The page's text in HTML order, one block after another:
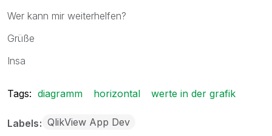
Wer kann mir weiterhelfen?
Grüße
Insa
Tags: diagramm horizontal werte in der grafik
Labels QlikView App Dev